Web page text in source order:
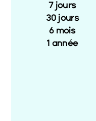
7 jours
30 jours
6 mois
1 année